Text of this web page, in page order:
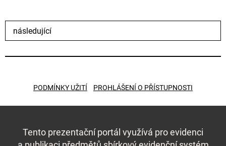
následující
PODMÍNKY UŽITÍ PROHLÁŠENÍ O PŘÍSTUPNOSTI
Tento prezentační portál využívá pro evidenci